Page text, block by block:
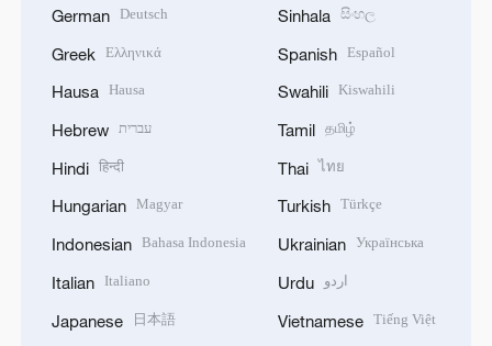
German Deutsch
Greek Ελληνικά
Hausa Hausa
Hebrew עברית
Hindi हिन्दी
Hungarian Magyar
Indonesian Bahasa Indonesia
Italian Italiano
Japanese
日本語
Sinhala සිංහල
Spanish Español
Swahili Kiswahili
Tamil தமிழ்
Thai ไทย
Turkish Türkçe
Ukrainian Українська
Urdu اردو
Vietnamese Tiếng Việt